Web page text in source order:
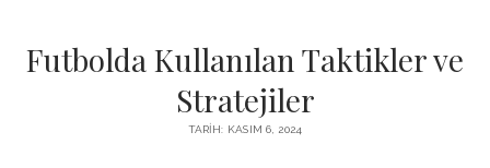
Futbolda Kullanılan Taktikler ve
Stratejiler
TARIH: KASIM 6, 2024